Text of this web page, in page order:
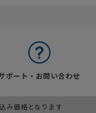
ポート・お問い合わせ
み価格となります